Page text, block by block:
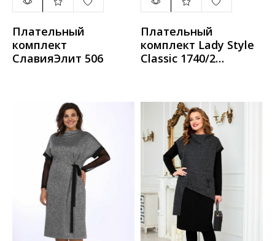
Плательный
комплект
СлавияЭлит 506
Плательный
комплект Lady Style
Classic 1740/2